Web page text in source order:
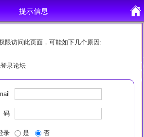
提示信息
限访问此页面，可能如下几个原因:
录论坛
码
录 是 否